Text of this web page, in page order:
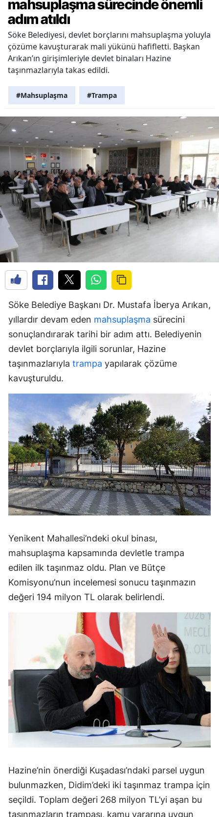
mahsuplaşma sürecinde önemli
adım atıldı
Söke Belediyesi, devlet borçlarını mahsuplaşma yoluyla
çözüme kavuşturarak mali yükünü hafifletti. Başkan
Arıkan’ın girişimleriyle devlet binaları Hazine
taşınmazlarıyla takas edildi.
#Mahsuplaşma #Trampa
Söke Belediye Başkanı Dr. Mustafa İberya Arıkan,
yıllardır devam eden mahsuplaşma sürecini
sonuçlandırarak tarihi bir adım attı. Belediyenin
devlet borçlarıyla ilgili sorunlar, Hazine
taşınmazlarıyla trampa yapılarak çözüme
kavuşturuldu.
Yenikent Mahallesi’ndeki okul binası,
mahsuplaşma kapsamında devletle trampa
edilen ilk taşınmaz oldu. Plan ve Bütçe
Komisyonu’nun incelemesi sonucu taşınmazın
değeri 194 milyon TL olarak belirlendi.
Hazine’nin önerdiği Kuşadası’ndaki parsel uygun
bulunmazken, Didim’deki iki taşınmaz trampa için
seçildi. Toplam değeri 268 milyon TL’yi aşan bu
taşınmazların trampası, kamu yararına uygun